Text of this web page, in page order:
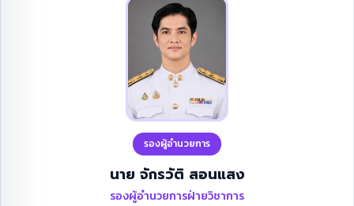
รองผู้อำนวยการ
นาย จักรวัติ สอนแสง
รองผู้อำนวยการฝ่ายวิชาการ